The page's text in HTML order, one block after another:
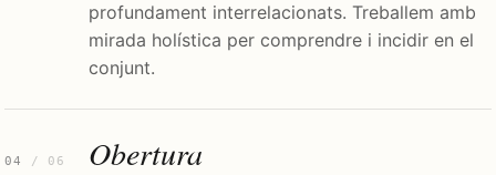
profundament interrelacionats. Treballem amb
mirada holística per comprendre i incidir en el
conjunt.
04 / 06 Obertura